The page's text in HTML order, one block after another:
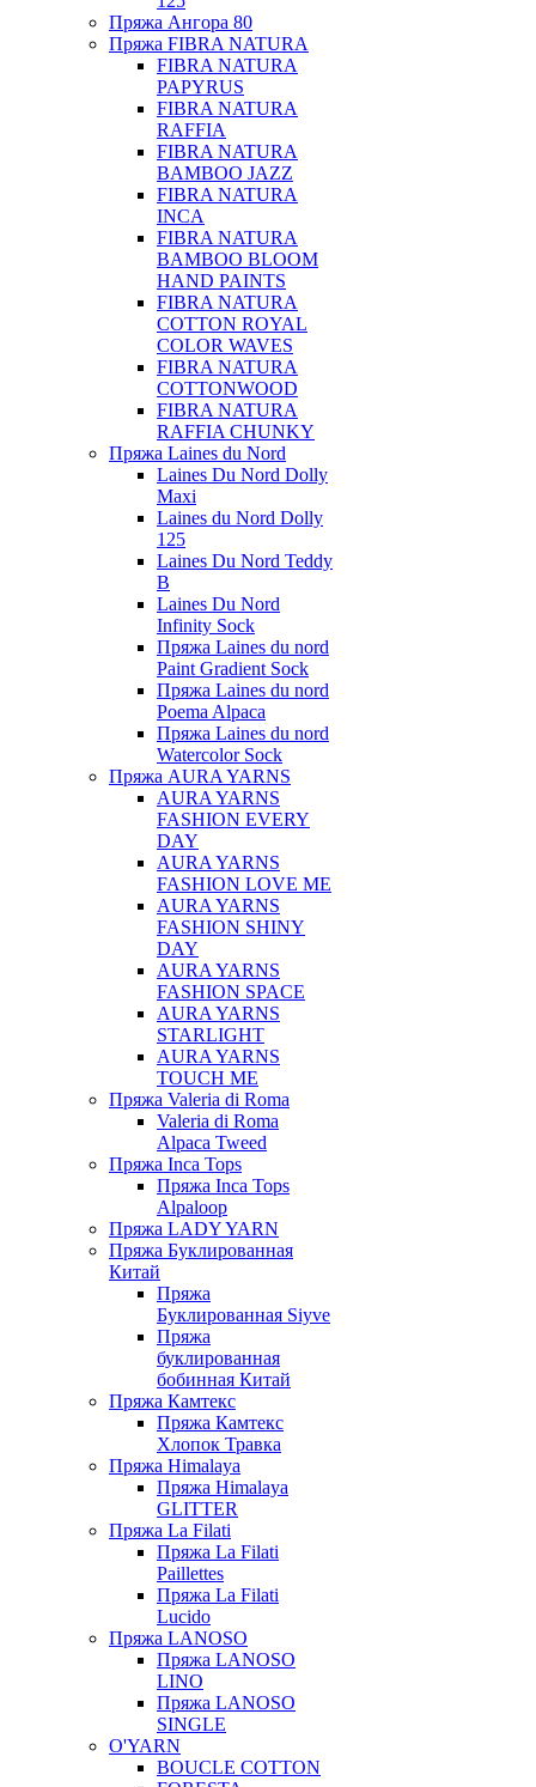
Пряжа Ангора 80
Пряжа FIBRA NATURA
FIBRA NATURA
PAPYRUS
FIBRA NATURA
RAFFIA
FIBRA NATURA
BAMBOO JAZZ
FIBRA NATURA
INCA
FIBRA NATURA
BAMBOO BLOOM
HAND PAINTS
FIBRA NATURA
COTTON ROYAL
COLOR WAVES
FIBRA NATURA
COTTONWOOD
FIBRA NATURA
RAFFIA CHUNKY
Пряжа Laines du Nord
Laines Du Nord Dolly
Maxi
Laines du Nord Dolly
125
Laines Du Nord Teddy
B
Laines Du Nord
Infinity Sock
Пряжа Laines du nord
Paint Gradient Sock
Пряжа Laines du nord
Poema Alpaca
Пряжа Laines du nord
Watercolor Sock
Пряжа AURA YARNS
AURA YARNS
FASHION EVERY
DAY
AURA YARNS
FASHION LOVE ME
AURA YARNS
FASHION SHINY
DAY
AURA YARNS
FASHION SPACE
AURA YARNS
STARLIGHT
AURA YARNS
TOUCH ME
Пряжа Valeria di Roma
Valeria di Roma
Alpaca Tweed
Пряжа Inca Tops
Пряжа Inca Tops
Alpaloop
Пряжа LADY YARN
Пряжа Буклированная
Китай
Пряжа
Буклированная Siyve
Пряжа
буклированная
бобинная Китай
Пряжа Камтекс
Пряжа Камтекс
Хлопок Травка
Пряжа Himalaya
Пряжа Himalaya
GLITTER
Пряжа La Filati
Пряжа La Filati
Paillettes
Пряжа La Filati
Lucido
Пряжа LANOSO
Пряжа LANOSO
LINO
Пряжа LANOSO
SINGLE
O'YARN
BOUCLE COTTON